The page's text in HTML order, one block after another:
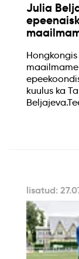
Julia
kuulus ka
lisatud: